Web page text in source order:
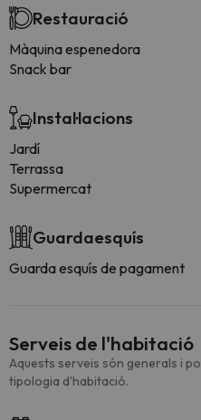
Restauració
Màquina espenedora
Snack bar
Instal·lacions
Jardí
Terrassa
Supermercat
Guardaesquís
Guarda esquís de pagament
Serveis de l'habitació
Aquests serveis són generals i
tipologia d'habitació.